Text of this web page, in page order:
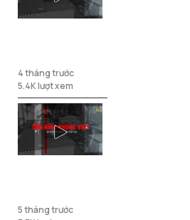
4 tháng trước
5.4K lượt xem
nhiễm môi
5 tháng trước